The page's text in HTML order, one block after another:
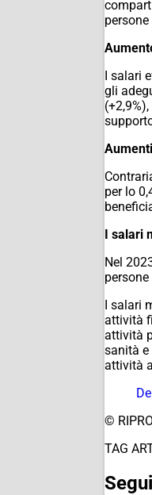
I salari
gli
per lo
I salari
Nel
I salari
attività
attività
sanità e
attività
©
TAG